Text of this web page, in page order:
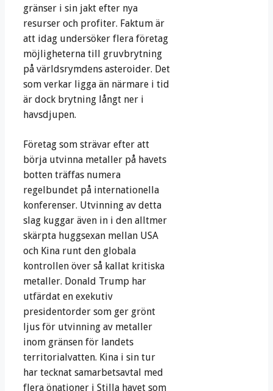
gränser i sin jakt efter nya
resurser och profiter. Faktum är
att idag undersöker flera företag
möjligheterna till gruvbrytning
på världsrymdens asteroider. Det
som verkar ligga än närmare i tid
är dock brytning långt ner i
havsdjupen.
Företag som strävar efter att
börja utvinna metaller på havets
botten träffas numera
regelbundet på internationella
konferenser. Utvinning av detta
slag kuggar även in i den alltmer
skärpta huggsexan mellan USA
och Kina runt den globala
kontrollen över så kallat kritiska
metaller. Donald Trump har
utfärdat en exekutiv
presidentorder som ger grönt
ljus för utvinning av metaller
inom gränsen för landets
territorialvatten. Kina i sin tur
har tecknat samarbetsavtal med
flera önationer i Stilla havet som